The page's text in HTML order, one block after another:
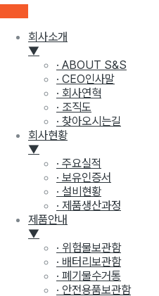
회사소개
▼
· ABOUT S&S
· CEO인사말
· 회사연혁
· 조직도
· 찾아오시는길
회사현황
▼
· 주요실적
· 보유인증서
· 설비현황
· 제품생산과정
제품안내
▼
· 위험물보관함
· 배터리보관함
· 폐기물수거통
· 안전용품보관함